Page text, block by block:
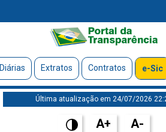
Diárias Extratos Contratos e-Sic
Última atualização em 24/07/2026
A+ A-